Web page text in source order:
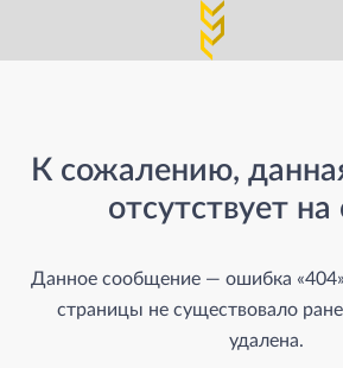
К сожалению,
отсутствует на
Данное сообщение — ошибка
страницы не существовало
удалена.